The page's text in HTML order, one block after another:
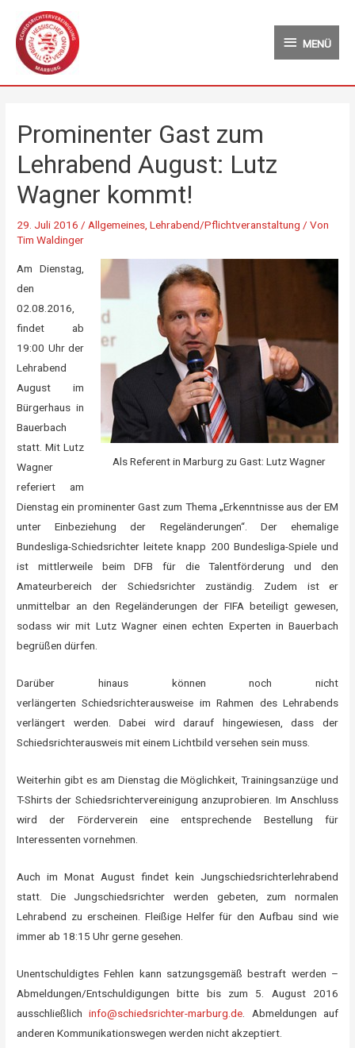
Inhalt
springen
MENÜ
Prominenter Gast zum
Lehrabend August: Lutz
Wagner kommt!
29. Juli 2016/Allgemeines,Lehrabend/Pflichtveranstaltung / Von
Tim Waldinger
Als Referent in Marburg zu Gast: Lutz Wagner
Am Dienstag,
den
02.08.2016,
findet ab
19:00 Uhr der
Lehrabend
August im
Bürgerhaus in
Bauerbach
statt. Mit Lutz
Wagner
referiert am
Dienstag ein prominenter Gast zum Thema „Erkenntnisse aus der EM
unter Einbeziehung der Regeländerungen“. Der ehemalige
Bundesliga-Schiedsrichter leitete knapp 200 Bundesliga-Spiele und
ist mittlerweile beim DFB für die Talentförderung und den
Amateurbereich der Schiedsrichter zuständig. Zudem ist er
unmittelbar an den Regeländerungen der FIFA beteiligt gewesen,
sodass wir mit Lutz Wagner einen echten Experten in Bauerbach
begrüßen dürfen.
Darüber hinaus können noch nicht
verlängerten Schiedsrichterausweise im Rahmen des Lehrabends
verlängert werden. Dabei wird darauf hingewiesen, dass der
Schiedsrichterausweis mit einem Lichtbild versehen sein muss.
Weiterhin gibt es am Dienstag die Möglichkeit, Trainingsanzüge und
T-Shirts der Schiedsrichtervereinigung anzuprobieren. Im Anschluss
wird der Förderverein eine entsprechende Bestellung für
Interessenten vornehmen.
Auch im Monat August findet kein Jungschiedsrichterlehrabend
statt. Die Jungschiedsrichter werden gebeten, zum normalen
Lehrabend zu erscheinen. Fleißige Helfer für den Aufbau sind wie
immer ab 18:15 Uhr gerne gesehen.
Unentschuldigtes Fehlen kann satzungsgemäß bestraft werden –
Abmeldungen/Entschuldigungen bitte bis zum 5. August 2016
ausschließlichinfo@schiedsrichter-marburg.de . Abmeldungen auf
anderen Kommunikationswegen werden nicht akzeptiert.